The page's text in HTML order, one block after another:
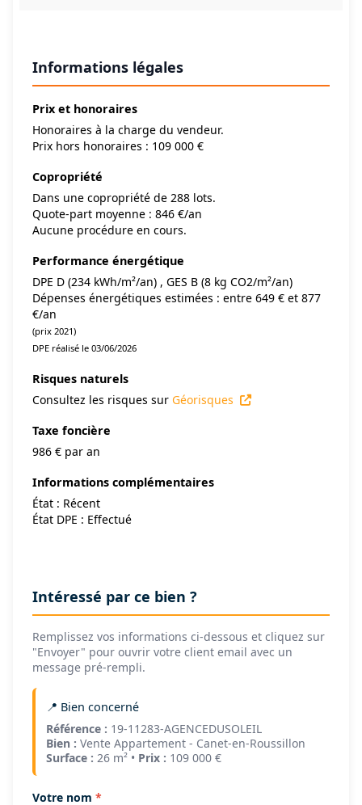
Informations légales
Prix et honoraires
Honoraires à la charge du vendeur.
Prix hors honoraires : 109 000 €
Copropriété
Dans une copropriété de 288 lots.
Quote-part moyenne : 846 €/an
Aucune procédure en cours.
Performance énergétique
DPE D (234 kWh/m²/an) , GES B (8 kg CO2/m²/an)
Dépenses énergétiques estimées : entre 649 € et 877
€/an
(prix 2021)
DPE réalisé le 03/06/2026
Risques naturels
Consultez les risques sur Géorisques
Taxe foncière
986 € par an
Informations complémentaires
État : Récent
État DPE : Effectué
Intéressé par ce bien ?
Remplissez vos informations ci-dessous et cliquez sur
"Envoyer" pour ouvrir votre client email avec un
message pré-rempli.
📍 Bien concerné
Référence : 19-11283-AGENCEDUSOLEIL
Bien : Vente Appartement - Canet-en-Roussillon
Surface : 26 m² • Prix : 109 000 €
Votre nom